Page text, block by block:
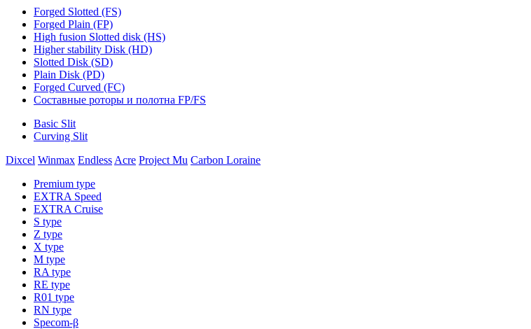
Forged Slotted (FS)
Forged Plain (FP)
High fusion Slotted disk (HS)
Higher stability Disk (HD)
Slotted Disk (SD)
Plain Disk (PD)
Forged Curved (FC)
Составные роторы и полотна FP/FS
Basic Slit
Curving Slit
Dixcel Winmax Endless Acre Project Mu Carbon Loraine
Premium type
EXTRA Speed
EXTRA Cruise
S type
Z type
X type
M type
RA type
RE type
R01 type
RN type
Specom-β